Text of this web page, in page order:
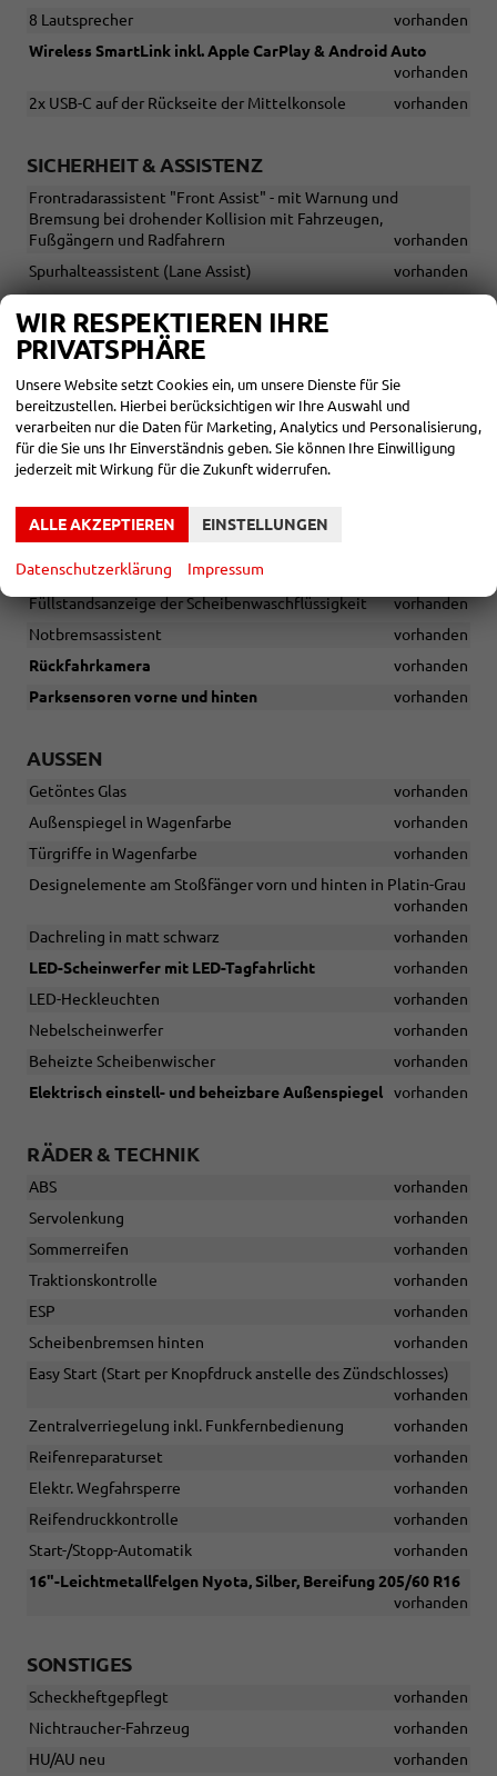
8 Lautsprecher
vorhanden
Wireless SmartLink inkl. Apple CarPlay & Android Auto
vorhanden
2x USB-C auf der Rückseite der Mittelkonsole
vorhanden
SICHERHEIT & ASSISTENZ
Frontradarassistent "Front Assist" - mit Warnung und
Bremsung bei drohender Kollision mit Fahrzeugen,
Fußgängern und Radfahrern
vorhanden
Spurhalteassistent (Lane Assist)
vorhanden
Müdigkeitserkennung
Berganfahrassistent
Tempomat inkl. Geschwindigkeitsbegrenzer
vorhanden
6x Airbags - 2x Front-, 2x Seiten-, 2x Kopfairbag
vorhanden
Deaktivierung des Beifahrerairbags
vorhanden
Rücksitzen, inkl. Top-Tether-Verankerung
Notrufsystem eCall+
Lichtsensor
Füllstandsanzeige der Scheibenwaschflüssigkeit
vorhanden
Notbremsassistent
vorhanden
Rückfahrkamera
vorhanden
Parksensoren vorne und hinten
vorhanden
AUSSEN
Getöntes Glas
vorhanden
Außenspiegel in Wagenfarbe
vorhanden
Türgriffe in Wagenfarbe
vorhanden
Designelemente am Stoßfänger vorn und hinten in Platin-Grau
vorhanden
Dachreling in matt schwarz
vorhanden
LED-Scheinwerfer mit LED-Tagfahrlicht
vorhanden
LED-Heckleuchten
vorhanden
Nebelscheinwerfer
vorhanden
Beheizte Scheibenwischer
vorhanden
Elektrisch einstell- und beheizbare Außenspiegel
vorhanden
RÄDER & TECHNIK
ABS
vorhanden
Servolenkung
vorhanden
Sommerreifen
vorhanden
Traktionskontrolle
vorhanden
ESP
vorhanden
Scheibenbremsen hinten
vorhanden
Easy Start (Start per Knopfdruck anstelle des Zündschlosses)
vorhanden
Zentralverriegelung inkl. Funkfernbedienung
vorhanden
Reifenreparaturset
vorhanden
Elektr. Wegfahrsperre
vorhanden
Reifendruckkontrolle
vorhanden
Start-/Stopp-Automatik
vorhanden
16"-Leichtmetallfelgen Nyota, Silber, Bereifung 205/60 R16
vorhanden
SONSTIGES
Scheckheftgepflegt
vorhanden
Nichtraucher-Fahrzeug
vorhanden
HU/AU neu
vorhanden
WIR RESPEKTIEREN IHRE
PRIVATSPHÄRE
Unsere Website setzt Cookies ein, um unsere Dienste für Sie
bereitzustellen. Hierbei berücksichtigen wir Ihre Auswahl und
verarbeiten nur die Daten für Marketing, Analytics und Personalisierung,
für die Sie uns Ihr Einverständnis geben. Sie können Ihre Einwilligung
jederzeit mit Wirkung für die Zukunft widerrufen.
ALLE AKZEPTIEREN EINSTELLUNGEN
Datenschutzerklärung Impressum